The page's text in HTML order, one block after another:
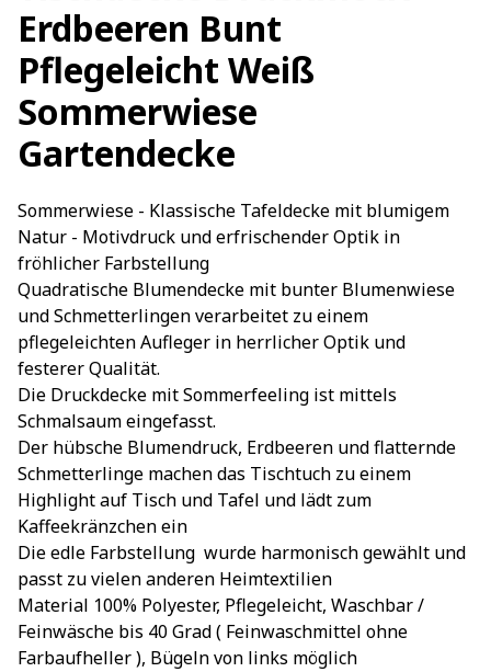
Erdbeeren Bunt
Pflegeleicht Weiß
Sommerwiese
Gartendecke
Sommerwiese - Klassische Tafeldecke mit blumigem
Natur - Motivdruck und erfrischender Optik in
fröhlicher Farbstellung
Quadratische Blumendecke mit bunter Blumenwiese
und Schmetterlingen verarbeitet zu einem
pflegeleichten Aufleger in herrlicher Optik und
festerer Qualität.
Die Druckdecke mit Sommerfeeling ist mittels
Schmalsaum eingefasst.
Der hübsche Blumendruck, Erdbeeren und flatternde
Schmetterlinge machen das Tischtuch zu einem
Highlight auf Tisch und Tafel und lädt zum
Kaffeekränzchen ein
Die edle Farbstellung wurde harmonisch gewählt und
passt zu vielen anderen Heimtextilien
Material 100% Polyester, Pflegeleicht, Waschbar /
Feinwäsche bis 40 Grad ( Feinwaschmittel ohne
Farbaufheller ), Bügeln von links möglich